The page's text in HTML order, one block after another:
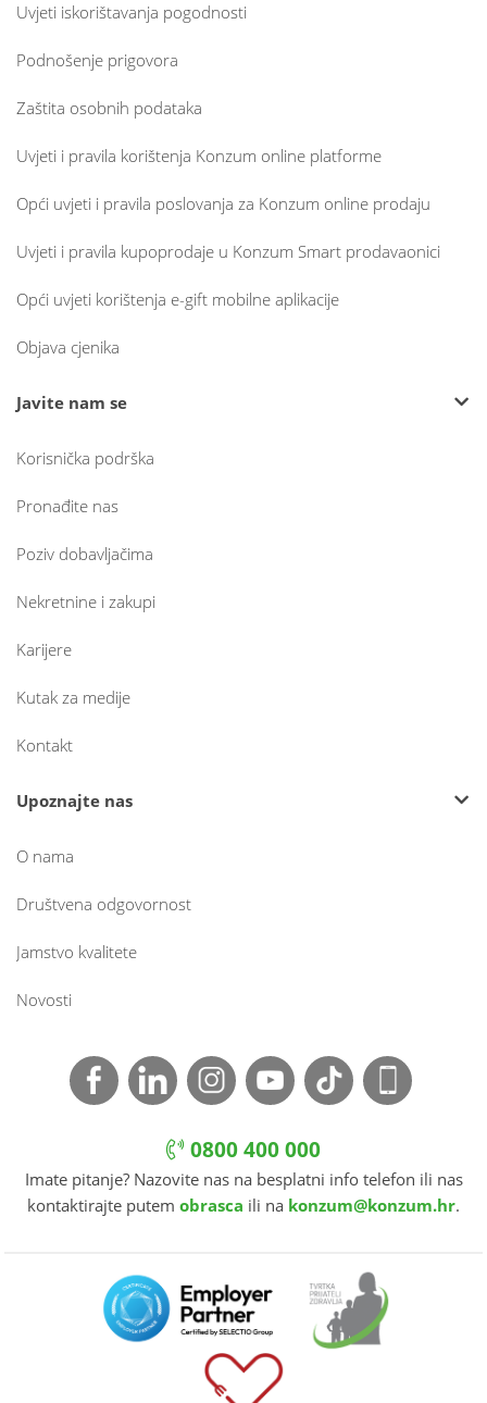
Uvjeti iskorištavanja pogodnosti
Podnošenje prigovora
Zaštita osobnih podataka
Uvjeti i pravila korištenja Konzum online platforme
Opći uvjeti i pravila poslovanja za Konzum online prodaju
Uvjeti i pravila kupoprodaje u Konzum Smart prodavaonici
Opći uvjeti korištenja e-gift mobilne aplikacije
Objava cjenika
Javite nam se
Korisnička podrška
Pronađite nas
Poziv dobavljačima
Nekretnine i zakupi
Karijere
Kutak za medije
Kontakt
Upoznajte nas
O nama
Društvena odgovornost
Jamstvo kvalitete
Novosti
0800 400 000
Imate pitanje? Nazovite nas na besplatni info telefon ili nas
kontaktirajte putem obrasca ili na konzum@konzum.hr.